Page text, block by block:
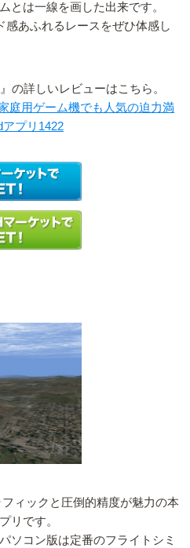
とは一線を画した出来です。
感あふれるレースをぜひ体感し
の詳しいレビューはこちら。
庭用ゲーム機でも人気の迫力満
プリ1422
フィックと圧倒的精度が魅力の本
リです。
ソコン版は定番のフライトシミ